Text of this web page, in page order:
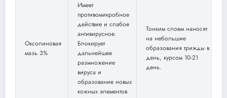
Оксолиновая
мазь 3%
Имеет
противомикробное
действие и слабое
антивирусное.
Блокирует
дальнейшее
размножение
вируса и
образование новых
кожных элементов
Тонким слоем наносят
на небольшие
образования трижды в
день, курсом 10-21
день.